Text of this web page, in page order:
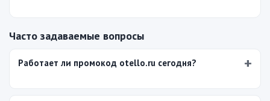
Часто задаваемые вопросы
Работает ли промокод otello.ru сегодня?